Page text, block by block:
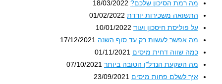
מה רמת הסיכון שלכם? 18/03/2022
התשואה משכירות יורדת 01/02/2022
על פוליסת חיסכון ועוד 10/01/2022
מה אפשר לעשות רק עד סוף השנה 17/12/2021
כמה שווה דחית מיסים 01/11/2021
מה השקעת הנדל"ן הטובה ביותר 07/10/2021
איך לשלם פחות מיסים 23/09/2021